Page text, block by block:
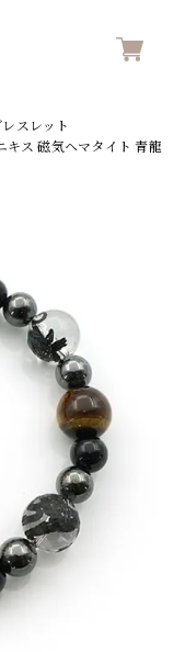
レスレット
キス 磁気ヘマタイト 青龍